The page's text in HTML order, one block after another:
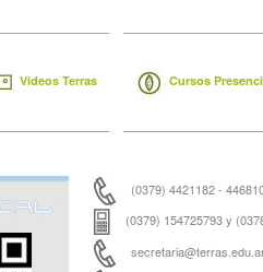
Videos Terras Cursos
(0379) 4421182 -
(0379) 154725793 y